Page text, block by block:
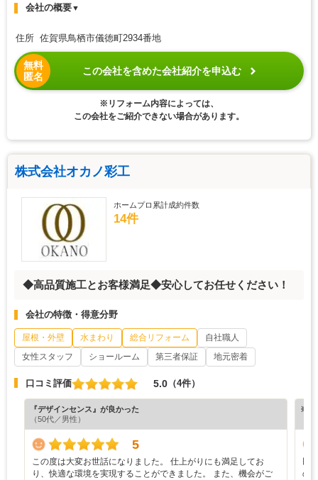
会社の概要▼
住所 佐賀県鳥栖市儀徳町2934番地
無料
匿名
この会社を含めた会社紹介を申込む
※リフォーム内容によっては、
この会社をご紹介できない場合があります。
株式会社オカノ彩工
ホームプロ累計成約件数
14件
◆高品質施工とお客様満足◆安心してお任せください！
会社の特徴・得意分野
屋根・外壁 水まわり 総合リフォーム
自社職人
女性スタッフ
ショールーム 第三者保証 地元密着
口コミ評価 5.0 （4件）
『デザインセンス』が良かった
（50代／男性）
5
この度は大変お世話になりました。 仕上がりにも満足してお
り、快適な環境を実現することができました。 また、機会がご
※ホ
の